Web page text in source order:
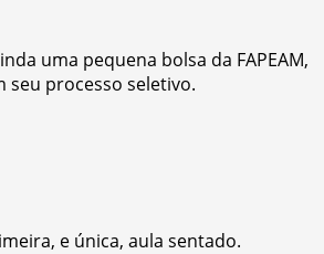
uma pequena bolsa da FAPEAM,
seu processo seletivo.
e única, aula sentado.